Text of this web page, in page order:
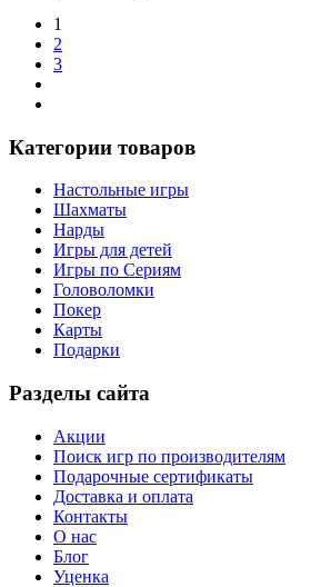
1
2
3
Категории товаров
Настольные игры
Шахматы
Нарды
Игры для детей
Игры по Сериям
Головоломки
Покер
Карты
Подарки
Разделы сайта
Акции
Поиск игр по производителям
Подарочные сертификаты
Доставка и оплата
Контакты
О нас
Блог
Уценка